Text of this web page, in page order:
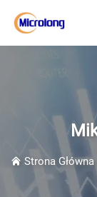
Strona Główna